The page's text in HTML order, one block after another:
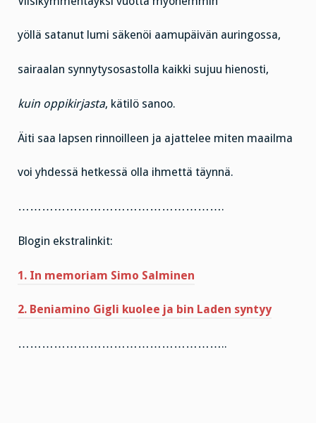
yöllä satanut lumi säkenöi aamupäivän auringossa,
sairaalan synnytysosastolla kaikki sujuu hienosti,
kuin oppikirjasta, kätilö sanoo.
Äiti saa lapsen rinnoilleen ja ajattelee miten maailma
voi yhdessä hetkessä olla ihmettä täynnä.
…………………………………………….
Blogin ekstralinkit:
1. In memoriam Simo Salminen
2. Beniamino Gigli kuolee ja bin Laden syntyy
……………………………………………..